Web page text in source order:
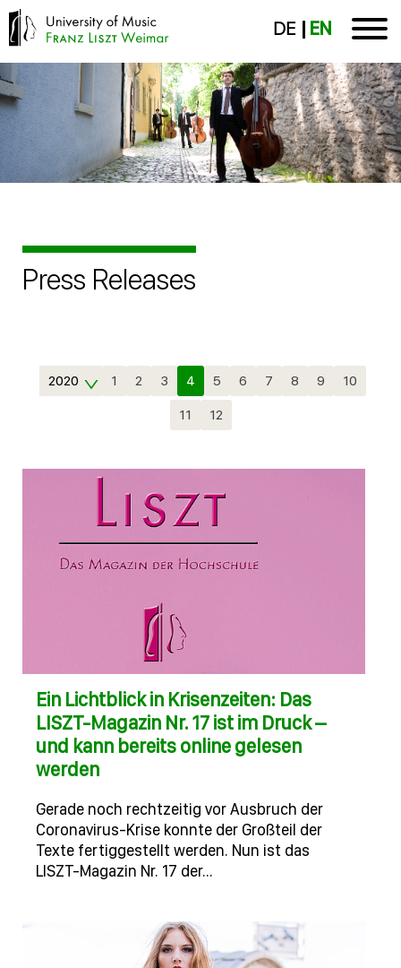
DE EN
Press Releases
2020 1 2 3 4 5 6 7 8 9
10
11
12
Ein Lichtblick in Krisenzeiten: Das
LISZT-Magazin Nr. 17 ist im Druck –
und kann bereits online gelesen
werden
Gerade noch rechtzeitig vor Ausbruch der
Coronavirus-Krise konnte der Großteil der
Texte fertiggestellt werden. Nun ist das
LISZT-Magazin Nr. 17 der…